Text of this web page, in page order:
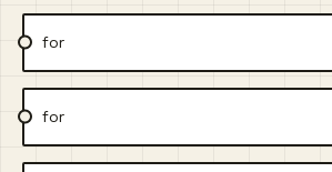
for
for